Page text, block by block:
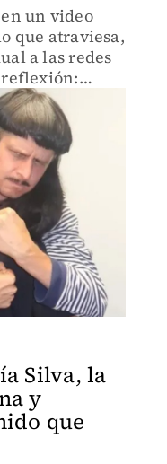
un video
que atraviesa,
a las redes
Silva, la
y
que